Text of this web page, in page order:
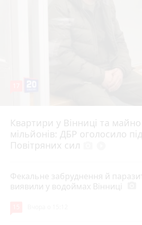
Квартири у Вінниці та
мільйонів: ДБР оголосило
Повітряних сил
6 серпня 2026 р.
Фекальне забруднення й
виявили у водоймах Вінниці